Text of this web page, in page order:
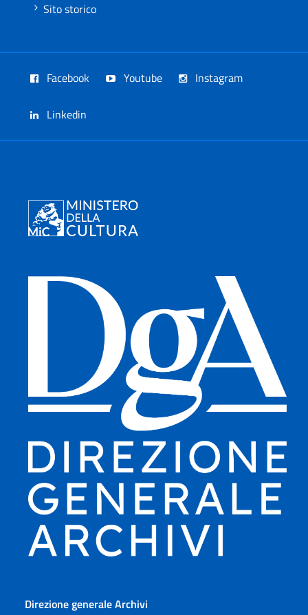
Sito storico
Facebook Youtube Instagram
Linkedin
Direzione generale Archivi